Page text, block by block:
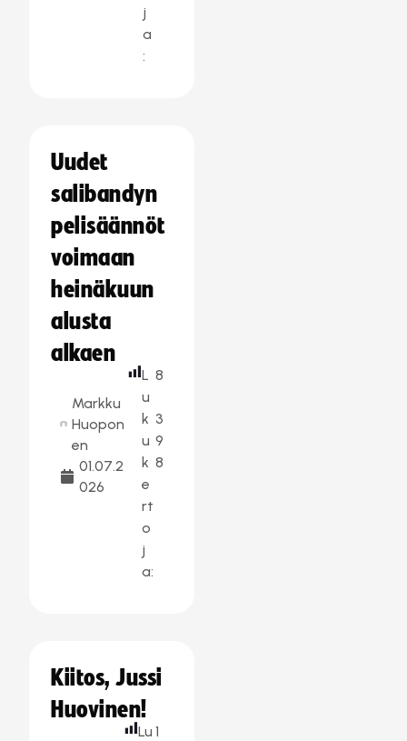
j
a
:
Uudet
salibandyn
pelisäännöt
voimaan
heinäkuun
alusta
alkaen
Markku
Huopon
en
01.07.2
026
L
u
k
u
k
e
rt
o
j
a:
8
3
9
8
Kiitos, Jussi
Huovinen!
Lu 1